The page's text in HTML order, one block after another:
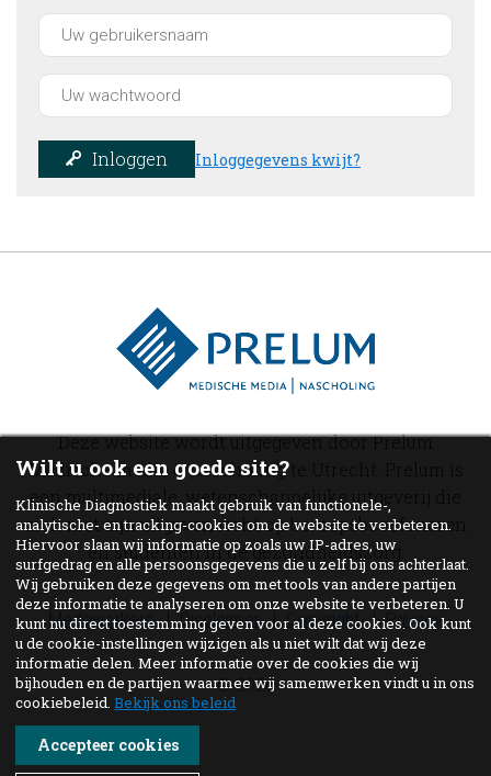
Inloggen Inloggegevens kwijt?
Deze website wordt uitgegeven door Prelum
Medische media & nascholing te Utrecht. Prelum is
een multimediale, wetenschappelijke uitgeverij die
zich met zijn uitgaven richt op beroepsbeoefenaren
en studenten in de gezondheidszorg.
Medewerkers Disclaimer Copyright Privacy
© 2026
Wilt u ook een goede site?
Klinische Diagnostiek maakt gebruik van functionele-,
analytische- en tracking-cookies om de website te verbeteren.
Hiervoor slaan wij informatie op zoals uw IP-adres, uw
surfgedrag en alle persoonsgegevens die u zelf bij ons achterlaat.
Wij gebruiken deze gegevens om met tools van andere partijen
deze informatie te analyseren om onze website te verbeteren. U
kunt nu direct toestemming geven voor al deze cookies. Ook kunt
u de cookie-instellingen wijzigen als u niet wilt dat wij deze
informatie delen. Meer informatie over de cookies die wij
bijhouden en de partijen waarmee wij samenwerken vindt u in ons
cookiebeleid.Bekijk ons beleid
Accepteer cookies